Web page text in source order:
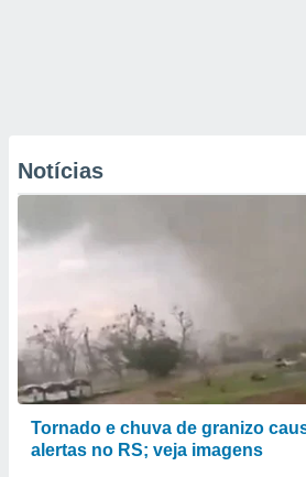
Notícias
Tornado e chuva de granizo
alertas no RS; veja imagens